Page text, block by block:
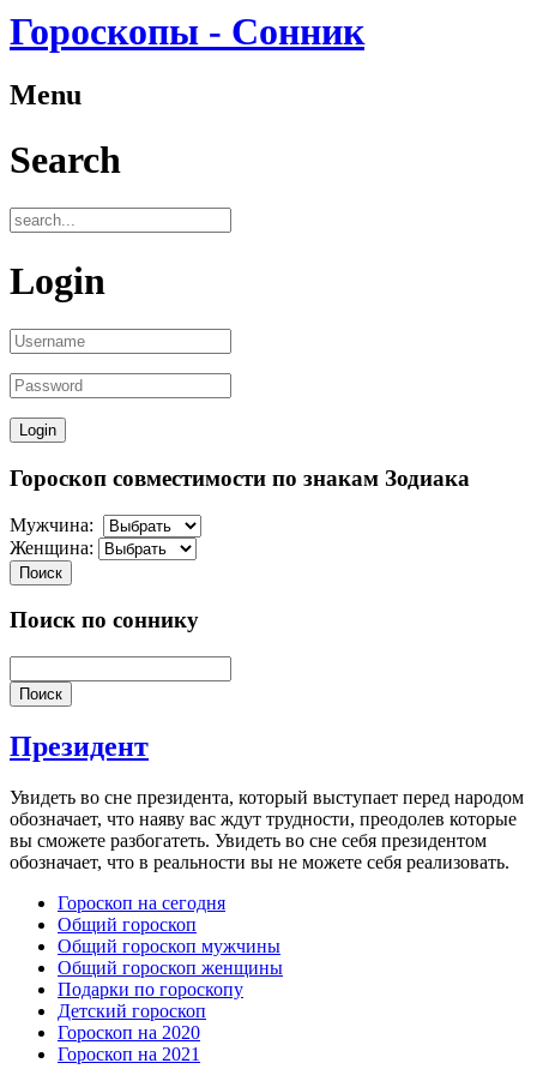
Гороскопы - Сонник
Menu
Search
Login
Гороскоп совместимости по знакам Зодиака
Мужчина:
Женщина:
Поиск
Поиск по соннику
Поиск
Президент
Увидеть во сне президента, который выступает перед народом
обозначает, что наяву вас ждут трудности, преодолев которые
вы сможете разбогатеть. Увидеть во сне себя президентом
обозначает, что в реальности вы не можете себя реализовать.
Гороскоп на сегодня
Общий гороскоп
Общий гороскоп мужчины
Общий гороскоп женщины
Подарки по гороскопу
Детский гороскоп
Гороскоп на 2020
Гороскоп на 2021